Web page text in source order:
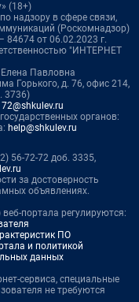
(18+)
надзору в сфере связи,
(Роскомнадзор)
от 06.02.2023 г.
"ИНТЕРНЕТ
Павловна
Горького, д. 76, офис 214,
3736)
72@shkulev.ru
органов:
help@shkulev.ru
56-72-72 доб. 3335,
за достоверность
объявлениях.
портала регулируются:
ПО
и политикой
данных
сервиса, специальные
не требуются